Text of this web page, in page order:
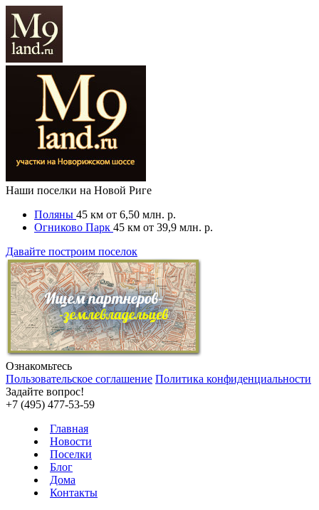
Наши поселки на Новой Риге
Поляны 45 км от 6,50 млн. р.
Огниково Парк 45 км от 39,9 млн. р.
Давайте построим поселок
Ознакомьтесь
Пользовательское соглашение Политика конфиденциальности
Задайте вопрос!
+7 (495) 477-53-59
Главная
Новости
Поселки
Блог
Дома
Контакты